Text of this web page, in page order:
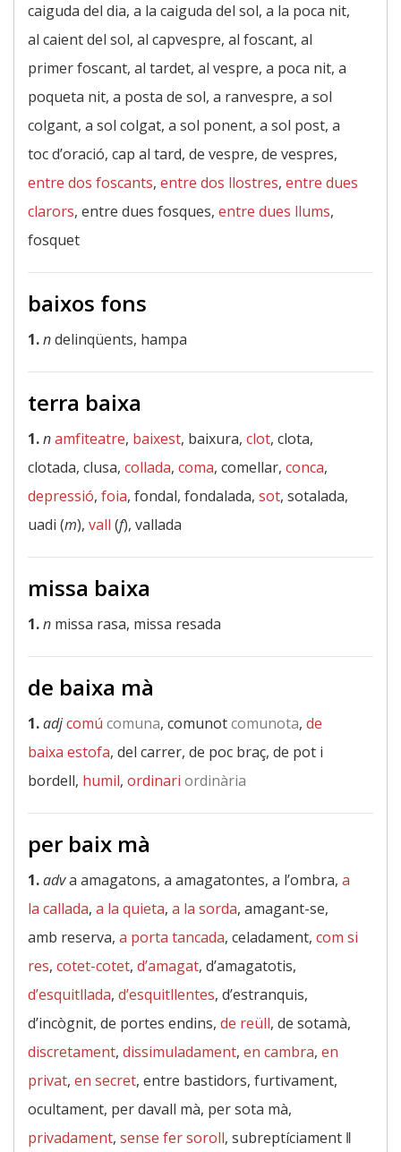
caiguda del dia, a la caiguda del sol, a la poca nit,
al caient del sol, al capvespre, al foscant, al
primer foscant, al tardet, al vespre, a poca nit, a
poqueta nit, a posta de sol, a ranvespre, a sol
colgant, a sol colgat, a sol ponent, a sol post, a
toc d’oració, cap al tard, de vespre, de vespres,
entre dos foscants, entre dos llostres, entre dues
clarors, entre dues fosques, entre dues llums,
fosquet
baixos fons
1.ndelinqüents, hampa
terra baixa
1.namfiteatre, baixest, baixura, clot, clota,
clotada, clusa, collada, coma, comellar, conca,
depressió, foia, fondal, fondalada, sot, sotalada,
uadi (m), vall (f), vallada
missa baixa
1.n missa rasa, missa resada
de baixa mà
1.adjcomú comuna, comunotcomunota, de
baixa estofa, del carrer, de poc braç, de pot i
bordell, humil, ordinari ordinària
per baix mà
1.adva amagatons, a amagatontes, a l’ombra, a
la callada, a la quieta, a la sorda, amagant-se,
amb reserva, a porta tancada, celadament, com si
res, cotet-cotet, d’amagat, d’amagatotis,
d’esquitllada, d’esquitllentes, d’estranquis,
d’incògnit, de portes endins, de reüll, de sotamà,
discretament, dissimuladament, en cambra, en
privat, en secret, entre bastidors, furtivament,
ocultament, per davall mà, per sota mà,
privadament, sense fer soroll, subreptíciament ‖